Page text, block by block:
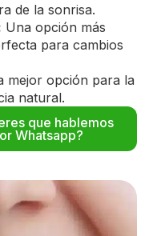
de la sonrisa.
Una opción más
para cambios
mejor opción para la
natural.
que hablemos
Whatsapp?